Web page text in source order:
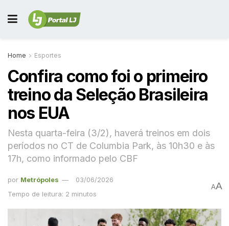
Home Esportes
Confira como foi o primeiro
treino da Seleção Brasileira
nos EUA
Nesta quarta-feira (3/2), haverá treinos em dois
períodos no CT de Columbia Park, às 10h30 e às
17h, como informado pelo CBF
por Metrópoles
03/06/2026
Tempo de leitura: 2 minutos
AA